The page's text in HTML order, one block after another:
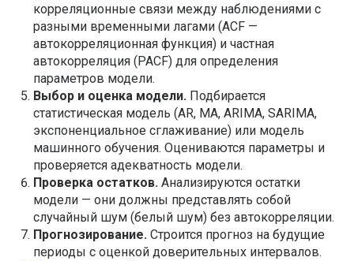
корреляционные связи между наблюдениями с
разными временными лагами (ACF —
автокорреляционная функция) и частная
автокорреляция (PACF) для определения
параметров модели.
Выбор и оценка модели. Подбирается
статистическая модель (AR, MA, ARIMA, SARIMA,
экспоненциальное сглаживание) или модель
машинного обучения. Оцениваются параметры и
проверяется адекватность модели.
Проверка остатков. Анализируются остатки
модели — они должны представлять собой
случайный шум (белый шум) без автокорреляции.
Прогнозирование. Строится прогноз на будущие
периоды с оценкой доверительных интервалов.